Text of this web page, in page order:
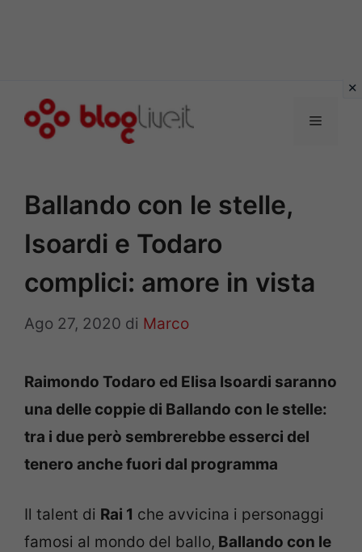
Menu
Ballando con le stelle,
Isoardi e Todaro
complici: amore in vista
Ago 27, 2020 di Marco
Raimondo Todaro ed Elisa Isoardi saranno
una delle coppie di Ballando con le stelle:
tra i due però sembrerebbe esserci del
tenero anche fuori dal programma
Il talent di Rai 1 che avvicina i personaggi
famosi al mondo del ballo, Ballando con le